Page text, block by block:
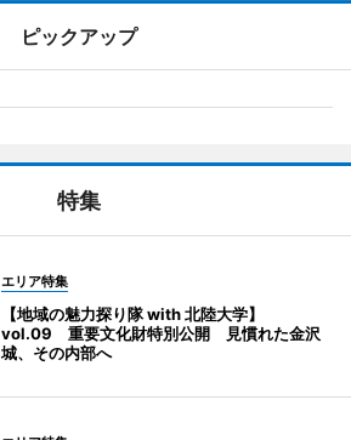
ピックアップ
特集
エリア特集
【地域の魅力探り隊 with 北陸大学】
vol.09 重要文化財特別公開 見慣れた金沢
城、その内部へ